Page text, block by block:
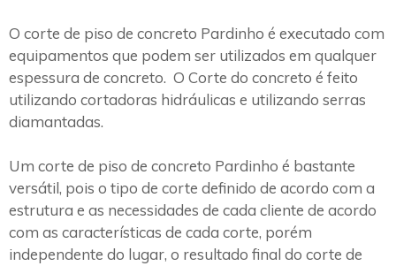
O corte de piso de concreto Pardinho é executado com
equipamentos que podem ser utilizados em qualquer
espessura de concreto. O Corte do concreto é feito
utilizando cortadoras hidráulicas e utilizando serras
diamantadas.
Um corte de piso de concreto Pardinho é bastante
versátil, pois o tipo de corte definido de acordo com a
estrutura e as necessidades de cada cliente de acordo
com as características de cada corte, porém
independente do lugar, o resultado final do corte de